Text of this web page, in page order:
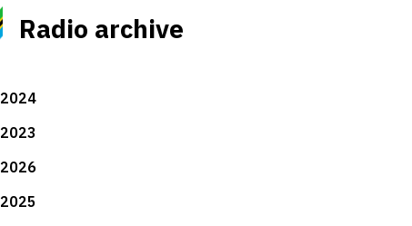
Radio archive
2024
2023
2026
2025